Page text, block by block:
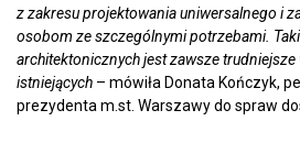
z zakresu projektowania uniwersalnego i
osobom ze szczególnymi potrzebami.
architektonicznych jest zawsze
istniejących – mówiła Donata Kończyk,
prezydenta m.st. Warszawy do spraw